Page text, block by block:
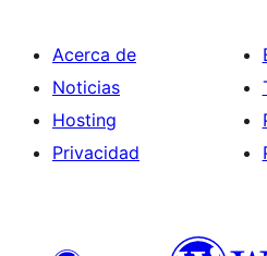
Acerca de
Noticias
Hosting
Privacidad